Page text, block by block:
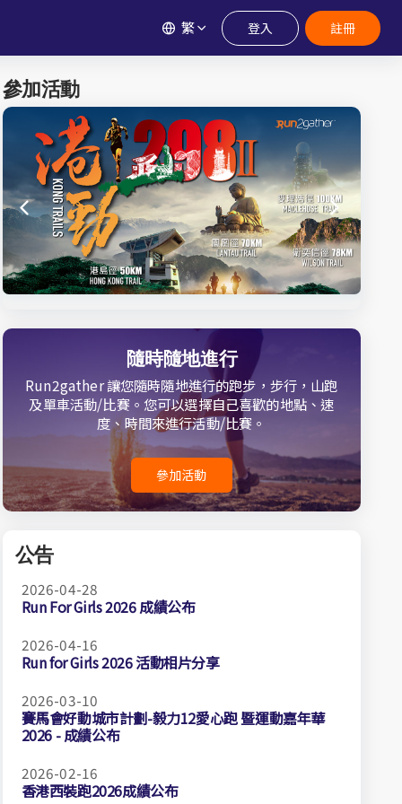
繁 登入 註冊
參加活動
隨時隨地進行
Run2gather 讓您隨時隨地進行的跑步，步行，山跑
及單車活動/比賽。您可以選擇自己喜歡的地點、速
度、時間來進行活動/比賽。
參加活動
公告
2026-04-28
Run For Girls 2026 成績公布
2026-04-16
Run for Girls 2026 活動相片分享
2026-03-10
賽馬會好動城市計劃-毅力12愛心跑 暨運動嘉年華
2026 - 成績公布
2026-02-16
香港西裝跑2026成績公布